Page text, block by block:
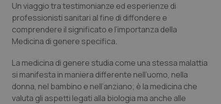
Calabria
Campania
Emilia-Romagna
Friuli Venezia Giulia
Asma & BPCO
Car-T
Colesterolo & coronaropatie
Dermatite Atopica
Un viaggio tra testimonianze ed esperienze di
professionisti sanitari al fine di diffondere e
comprendere il significato e l’importanza della
Medicina di genere specifica.
La medicina di genere studia come una stessa malattia
si manifesta in maniera differente nell’uomo, nella
donna, nel bambino e nell’anziano; è la medicina che
valuta gli aspetti legati alla biologia ma anche alle